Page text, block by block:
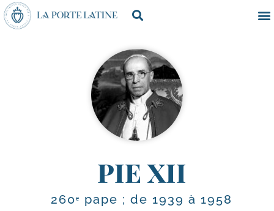
PIE XII
260ᵉ pape ; de 1939 à 1958